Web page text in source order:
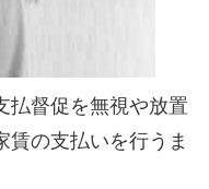
払督促を無視や放置
賃の支払いを行うま